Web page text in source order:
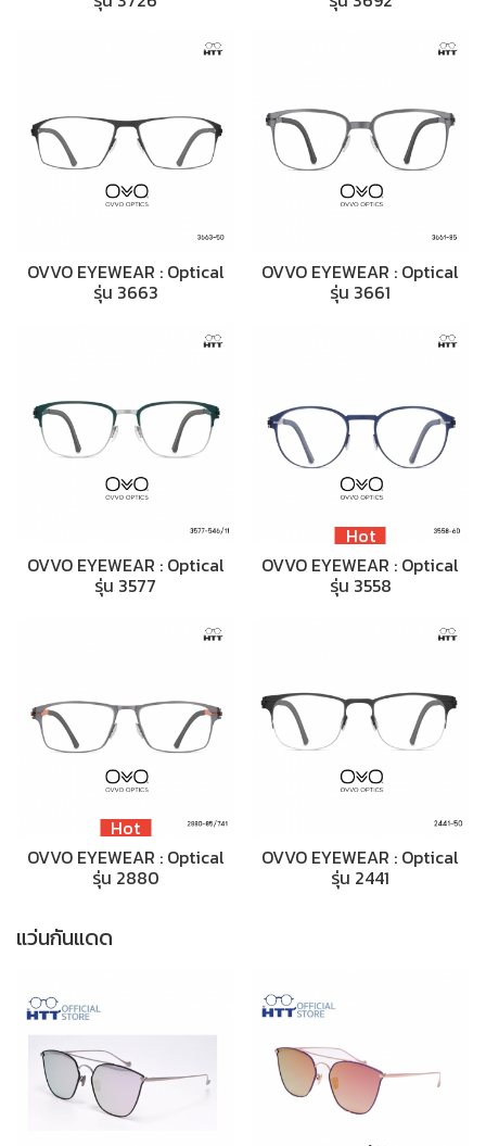
OVVO EYEWEAR : Optical
รุ่น 3663
OVVO EYEWEAR : Optical
รุ่น 3661
OVVO EYEWEAR : Optical
รุ่น 3577
Hot
OVVO EYEWEAR : Optical
รุ่น 3558
Hot
OVVO EYEWEAR : Optical
รุ่น 2880
OVVO EYEWEAR : Optical
รุ่น 2441
แว่นกันแดด